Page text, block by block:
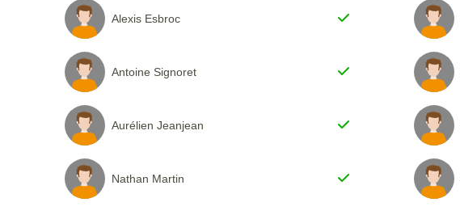
Alexis Esbroc
Antoine Signoret
Aurélien Jeanjean
Nathan Martin